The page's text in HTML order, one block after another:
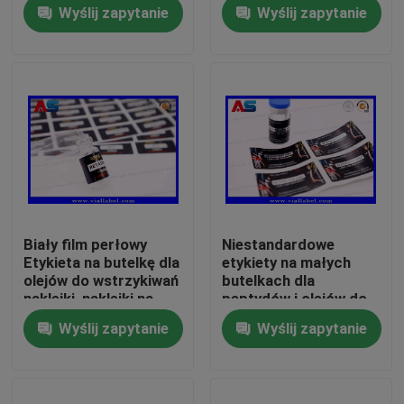
Kontrola jakości
Skontaktuj się z nami
Etykiety 10ml Fiolka
10ml Fiolka Skrzynki
fiolkach 10 ml Etykiety
na małych butelkach
Wyślij zapytanie
ISO dla fiol 10 ml
Wyślij zapytanie
Biały film perłowy
Etykieta na butelkę dla
olejów do wstrzykiwań
naklejki, naklejki na
fiolki Hcg Drukowanie
logo na zamówienie
Wyślij zapytanie
Niestandardowe
etykiety na małych
butelkach dla
peptydów i olejów do
wstrzykiwań naklejki
dostosowywalne
Wyślij zapytanie